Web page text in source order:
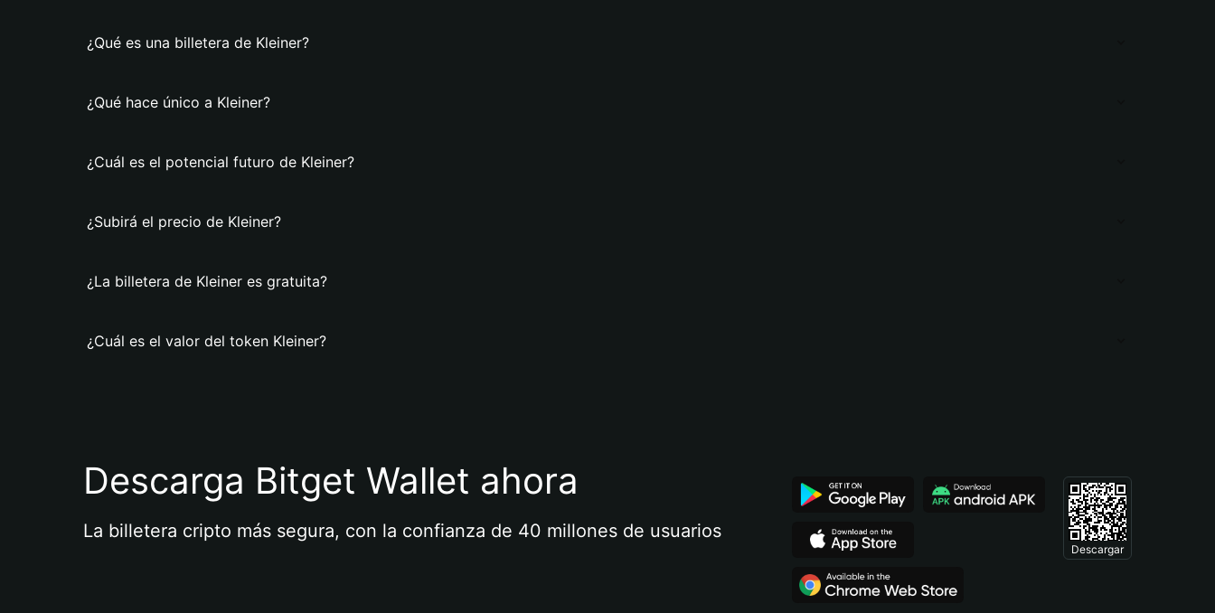
¿Qué es una billetera de Kleiner?
¿Qué hace único a Kleiner?
¿Cuál es el potencial futuro de Kleiner?
¿Subirá el precio de Kleiner?
¿La billetera de Kleiner es gratuita?
¿Cuál es el valor del token Kleiner?
Descarga Bitget Wallet ahora
La billetera cripto más segura, con la confianza de 40 millones de usuarios
Descargar